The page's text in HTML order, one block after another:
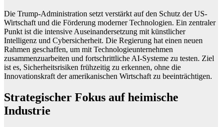
Die Trump-Administration setzt verstärkt auf den Schutz der US-
Wirtschaft und die Förderung moderner Technologien. Ein zentraler
Punkt ist die intensive Auseinandersetzung mit künstlicher
Intelligenz und Cybersicherheit. Die Regierung hat einen neuen
Rahmen geschaffen, um mit Technologieunternehmen
zusammenzuarbeiten und fortschrittliche AI-Systeme zu testen. Ziel
ist es, Sicherheitsrisiken frühzeitig zu erkennen, ohne die
Innovationskraft der amerikanischen Wirtschaft zu beeinträchtigen.
Strategischer Fokus auf heimische
Industrie